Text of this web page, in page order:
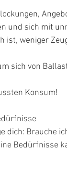
und sich mit
ist, weniger
sich von
Konsum!
dich: Brauche
Bedürfnisse